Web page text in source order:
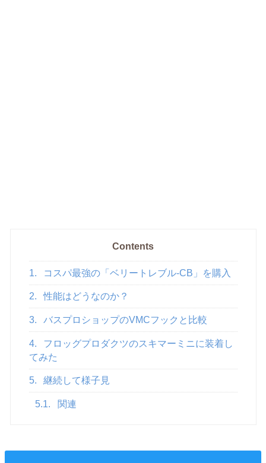
Contents
1. コスパ最強の「ベリートレブル-CB」を購入
2. 性能はどうなのか？
3. バスプロショップのVMCフックと比較
4.
フロッグプロダクツのスキマーミニに装着し
てみた
5. 継続して様子見
5.1. 関連